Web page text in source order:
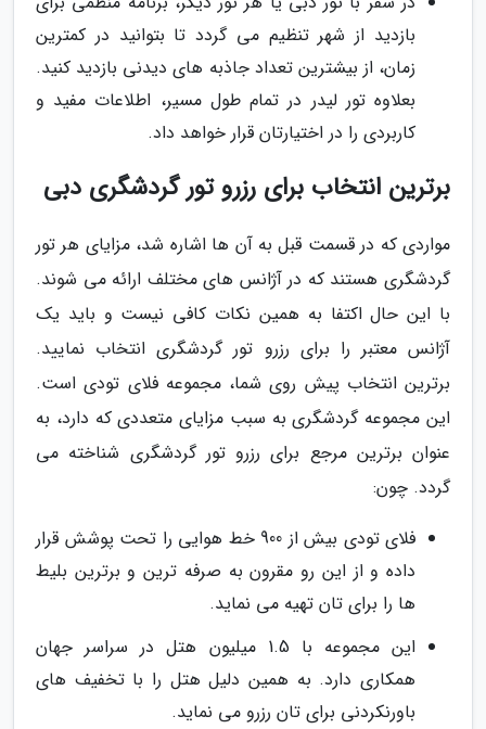
بازدید از شهر تنظیم می گردد تا بتوانید در کمترین
زمان، از بیشترین تعداد جاذبه های دیدنی بازدید کنید.
بعلاوه تور لیدر در تمام طول مسیر، اطلاعات مفید و
کاربردی را در اختیارتان قرار خواهد داد.
برترین انتخاب برای رزرو تور گردشگری دبی
مواردی که در قسمت قبل به آن ها اشاره شد، مزایای هر تور
گردشگری هستند که در آژانس های مختلف ارائه می شوند.
با این حال اکتفا به همین نکات کافی نیست و باید یک
آژانس معتبر را برای رزرو تور گردشگری انتخاب نمایید.
برترین انتخاب پیش روی شما، مجموعه فلای تودی است.
این مجموعه گردشگری به سبب مزایای متعددی که دارد، به
عنوان برترین مرجع برای رزرو تور گردشگری شناخته می
گردد. چون:
فلای تودی بیش از 900 خط هوایی را تحت پوشش قرار
داده و از این رو مقرون به صرفه ترین و برترین بلیط
ها را برای تان تهیه می نماید.
این مجموعه با 1.5 میلیون هتل در سراسر جهان
همکاری دارد. به همین دلیل هتل را با تخفیف های
باورنکردنی برای تان رزرو می نماید.